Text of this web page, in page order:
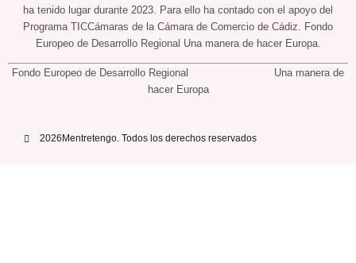
ha tenido lugar durante 2023. Para ello ha contado con el apoyo del
Programa TICCámaras de la Cámara de Comercio de Cádiz. Fondo
Europeo de Desarrollo Regional Una manera de hacer Europa.
Fondo Europeo de Desarrollo Regional Una manera de
hacer Europa
2026Mentretengo. Todos los derechos reservados